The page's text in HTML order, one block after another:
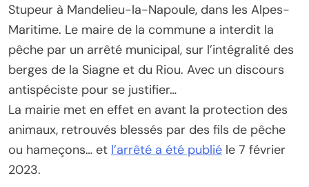
Stupeur à Mandelieu-la-Napoule, dans les Alpes-
Maritime. Le maire de la commune a interdit la
pêche par un arrêté municipal, sur l’intégralité des
berges de la Siagne et du Riou. Avec un discours
antispéciste pour se justifier…
La mairie met en effet en avant la protection des
animaux, retrouvés blessés par des fils de pêche
ou hameçons… et l’arrêté a été publié le 7 février
2023.